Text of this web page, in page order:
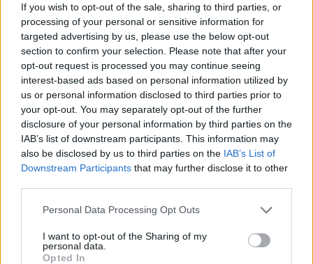
If you wish to opt-out of the sale, sharing to third parties, or
processing of your personal or sensitive information for
targeted advertising by us, please use the below opt-out
section to confirm your selection. Please note that after your
opt-out request is processed you may continue seeing
interest-based ads based on personal information utilized by
us or personal information disclosed to third parties prior to
your opt-out. You may separately opt-out of the further
disclosure of your personal information by third parties on the
IAB’s list of downstream participants. This information may
also be disclosed by us to third parties on the IAB’s List of
Downstream Participants that may further disclose it to other
Personal Data Processing Opt Outs
I want to opt-out of the Sharing of my
personal data.
Opted In
laziali, 4 campane e la novità dei molisani del
Venafro
6 Ago 2026
Anche il Fasano out e le ammissioni salgono
a sei, l'Ilva è la prima società tra le non
ripescate
Il Selargius rinforza il centrocampo con
Manuel Rinino e Samuele Vacca
6 Ago 2026
finale con i derby a Cagliari, Sassari e
5 Ago 2026